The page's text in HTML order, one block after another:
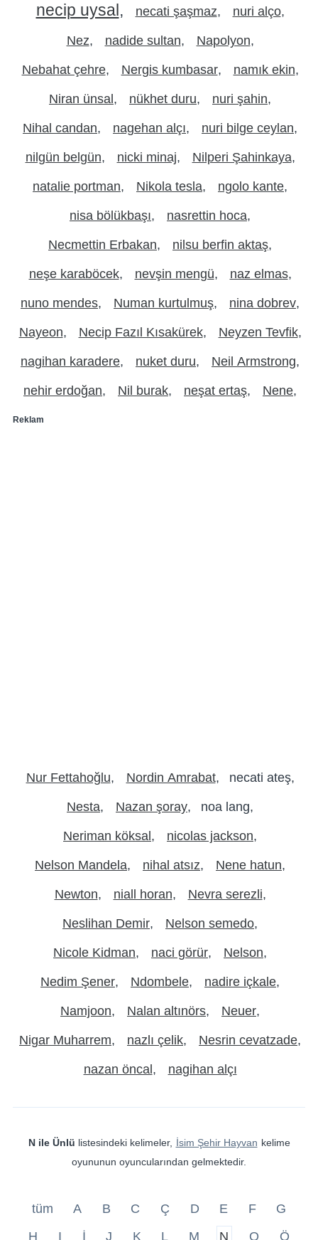
necip uysal
necati şaşmaz nuri alço
Nez nadide sultan Napolyon
Nebahat çehre Nergis kumbasar namık ekin
Niran ünsal nükhet duru nuri şahin
Nihal candan nagehan alçı nuri bilge ceylan
nilgün belgün nicki minaj Nilperi Şahinkaya
natalie portman Nikola tesla ngolo kante
nisa bölükbaşı nasrettin hoca
Necmettin Erbakan nilsu berfin aktaş
neşe karaböcek nevşin mengü naz elmas
nuno mendes Numan kurtulmuş nina dobrev
Nayeon Necip Fazıl Kısakürek Neyzen Tevfik
nagihan karadere nuket duru Neil Armstrong
nehir erdoğan Nil burak neşat ertaş Nene
Reklam
Nur Fettahoğlu Nordin Amrabat necati ateş
Nesta Nazan şoray noa lang
Neriman köksal nicolas jackson
Nelson Mandela nihal atsız Nene hatun
Newton niall horan Nevra serezli
Neslihan Demir Nelson semedo
Nicole Kidman naci görür Nelson
Nedim Şener Ndombele nadire içkale
Namjoon Nalan altınörs Neuer
Nigar Muharrem nazlı çelik Nesrin cevatzade
nazan öncal nagihan alçı
N ile Ünlü listesindeki kelimeler, İsim Şehir Hayvan kelime
oyununun oyuncularından gelmektedir.
tüm A B C Ç D E F
G
H
I İ J K L M N O Ö